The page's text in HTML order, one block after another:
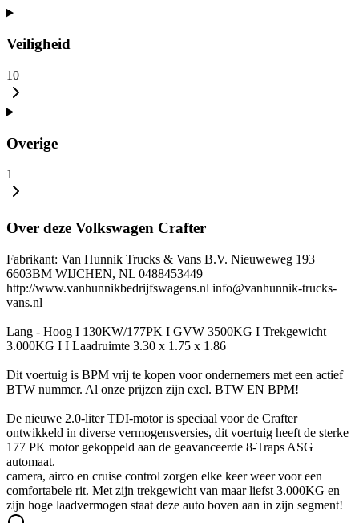
Veiligheid
10
Overige
1
Over deze Volkswagen Crafter
Fabrikant: Van Hunnik Trucks & Vans B.V. Nieuweweg 193
6603BM WIJCHEN, NL 0488453449
http://www.vanhunnikbedrijfswagens.nl info@vanhunnik-trucks-
vans.nl
Lang - Hoog I 130KW/177PK I GVW 3500KG I Trekgewicht
3.000KG I I Laadruimte 3.30 x 1.75 x 1.86
Dit voertuig is BPM vrij te kopen voor ondernemers met een actief
BTW nummer. Al onze prijzen zijn excl. BTW EN BPM!
De nieuwe 2.0-liter TDI-motor is speciaal voor de Crafter
ontwikkeld in diverse vermogensversies, dit voertuig heeft de sterke
177 PK motor gekoppeld aan de geavanceerde 8-Traps ASG
automaat.
camera, airco en cruise control zorgen elke keer weer voor een
comfortabele rit. Met zijn trekgewicht van maar liefst 3.000KG en
zijn hoge laadvermogen staat deze auto boven aan in zijn segment!